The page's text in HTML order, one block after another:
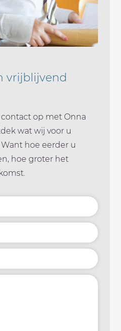
vrijblijvend
op met Onna
wat wij voor u
hoe eerder u
hoe groter het